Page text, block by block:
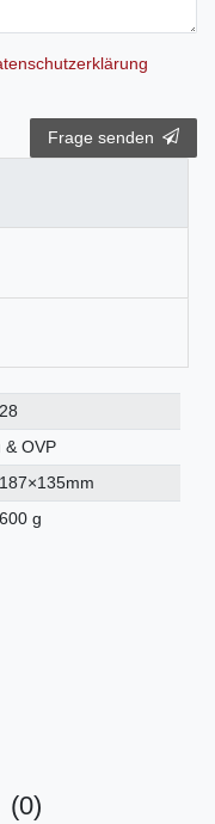
Frage senden
& OVP
g
(0)